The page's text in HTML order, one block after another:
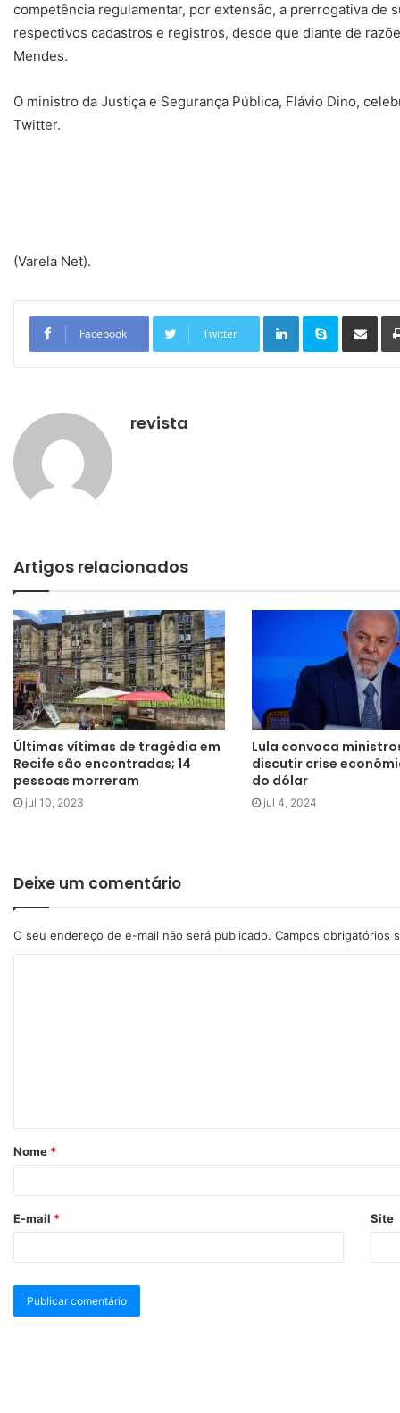
competência regulamentar, por extensão, a prerrogativa de
respectivos cadastros e registros, desde que diante de
Mendes.
O ministro da Justiça e Segurança Pública, Flávio Dino,
Twitter.
(Varela Net).
Facebook Twitter
Linkedin Skype
revista
Artigos relacionados
Últimas vítimas de tragédia em
Recife são encontradas; 14
pessoas morreram
jul 10, 2023
Lula convoca
discutir crise
do dólar
jul 4, 2024
Deixe um comentário
O seu endereço de e-mail não será publicado. Campos obrigatórios
Nome *
E-mail * Site